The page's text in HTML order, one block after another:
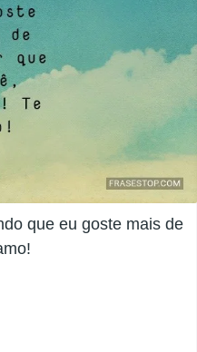
que eu goste mais de